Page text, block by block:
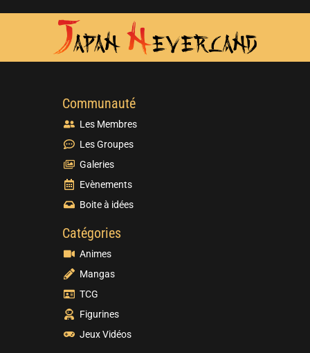
Communauté
Les Membres
Les Groupes
Galeries
Evènements
Boite à idées
Catégories
Animes
Mangas
TCG
Figurines
Jeux Vidéos